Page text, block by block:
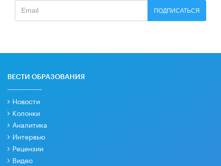
ПОДПИСАТЬСЯ
ВЕСТИ ОБРАЗОВАНИЯ
Новости
Колонки
Аналитика
Интервью
Рецензии
Видео